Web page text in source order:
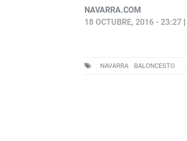
NAVARRA.COM
18 OCTUBRE, 2016 - 23:27|
NAVARRA BALONCESTO